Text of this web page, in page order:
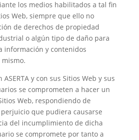
los medios habilitados a tal fin
Web, siempre que ello no
de derechos de propiedad
o algún tipo de daño para
información y contenidos
y con sus Sitios Web y sus
se comprometen a hacer un
Web, respondiendo de
que pudiera causarse
del incumplimiento de dicha
se compromete por tanto a